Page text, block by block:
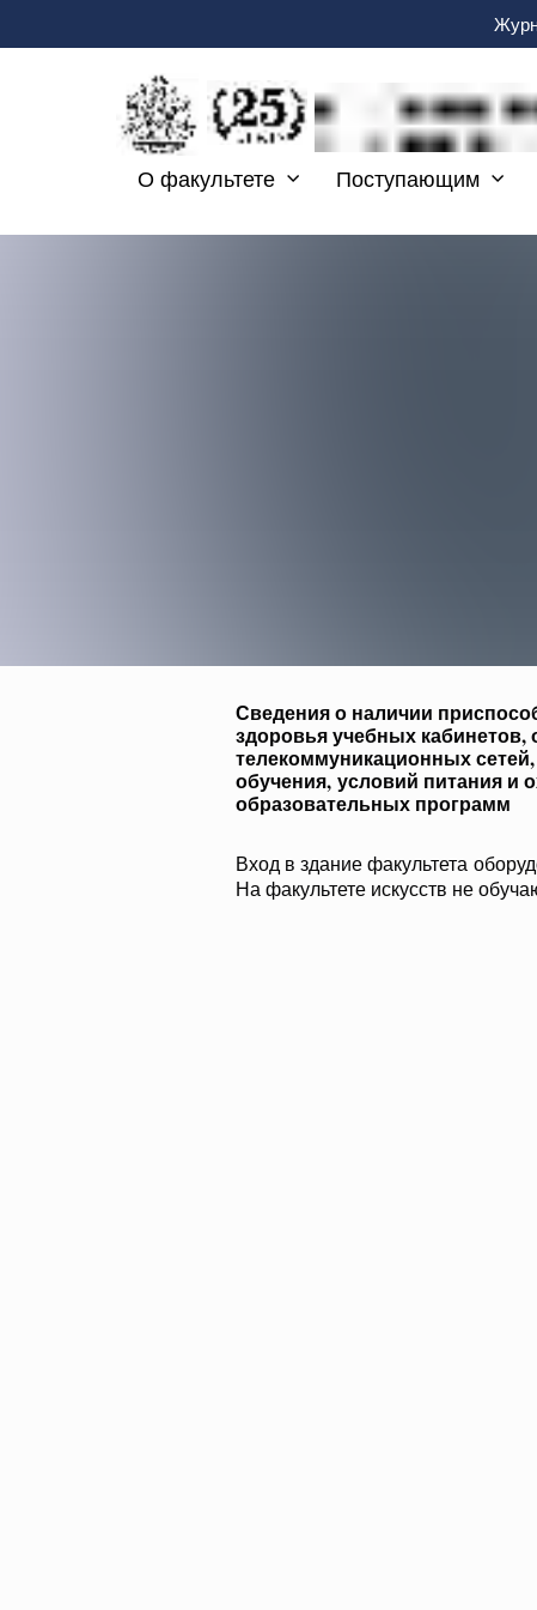
О факультете Поступающим
Вход в здание факультета
На факультете искусств не
Сведения о наличии
здоровья учебных
телекоммуникационных
обучения, условий питания и
образовательных программ